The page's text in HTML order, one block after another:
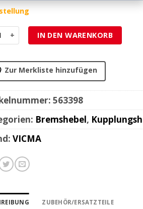
Kupplungshebel links Alu Menge
IN DEN WARENKORB
Zur Merkliste hinzufügen
563398
Bremshebel,
VICMA
ZUBEHÖR/ERSATZTEILE